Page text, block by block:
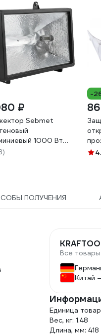
₽
Sebmet
1000 Вт
лампы
-
ПОЛУЧЕНИЯ
Все
Китай
Единица
Вес, кг: 1.48
Длина, мм: 418